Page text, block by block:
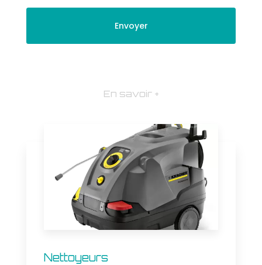
En savoir +
Nettoyeurs